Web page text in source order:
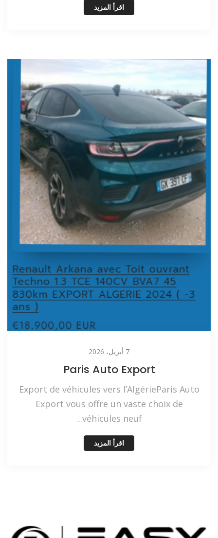
اقرأ المزيد
7 أبريل، 2026
Paris Auto Export
Export de véhicules vers l’AlgérieParis Auto
Export vous offre un vaste choix de
véhicules neuf...
اقرأ المزيد